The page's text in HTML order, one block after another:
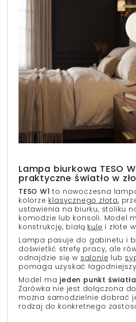
Lampa biurkowa TESO
praktyczne światło w
TESO W1 to nowoczesna
kolorze klasycznego złota,
ustawienia na biurku, stoliku
komodzie lub konsoli. Model
konstrukcję, białą kulę i złote
Lampa pasuje do gabinetu i
doświetlić strefę pracy, ale
odnajdzie się w salonie lub
pomaga uzyskać
Model ma jeden punkt światła
Żarówka nie jest dołączona
można samodzielnie dobrać
rodzaj do konkretnego